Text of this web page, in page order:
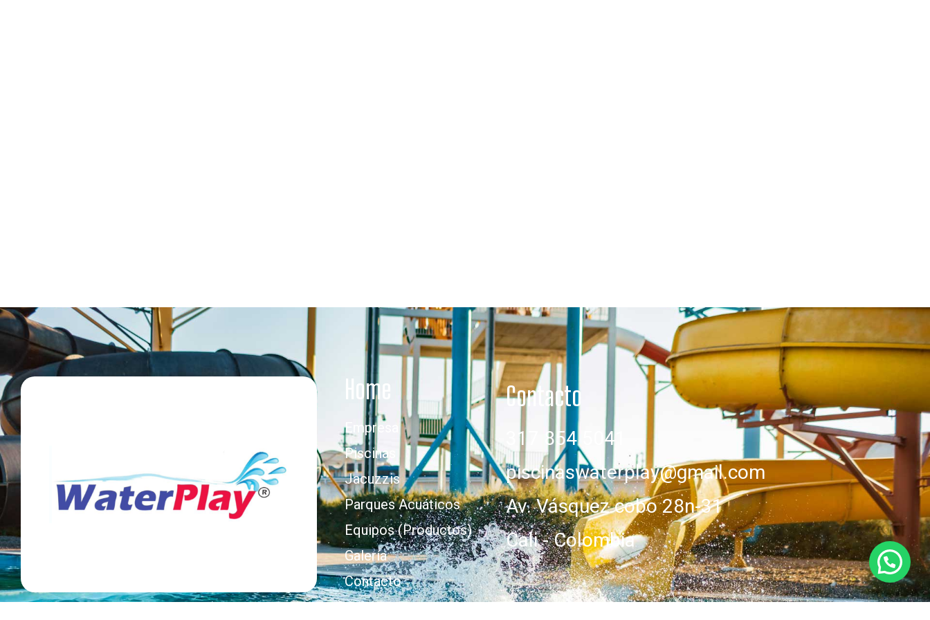
Home
Empresa
Piscinas
Jacuzzis
Parques Acuáticos
Equipos (Productos)
Galería
Contacto
Contacto
317 854 5041
piscinaswaterplay@gmail.com
Av. Vásquez cobo 28n-31
Cali - Colombia